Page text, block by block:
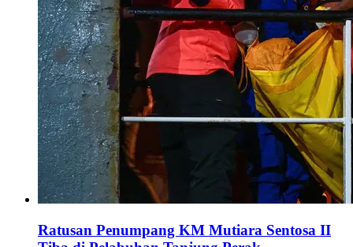
Ratusan Penumpang KM Mutiara Sentosa II